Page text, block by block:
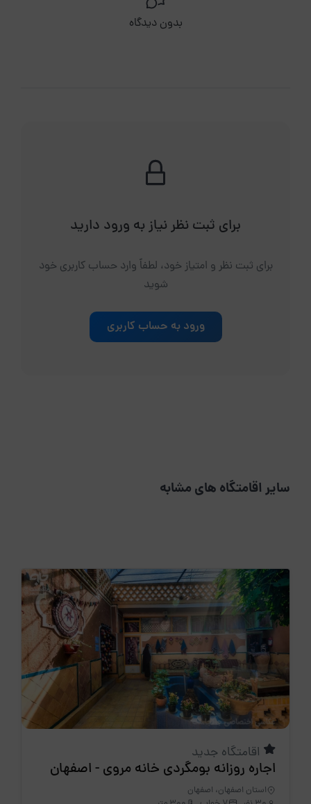
بدون دیدگاه
برای ثبت نظر نیاز به ورود دارید
برای ثبت نظر و امتیاز خود، لطفاً وارد حساب کاربری خود
شوید
ورود به حساب کاربری
سایر اقامتگاه های مشابه
اقامتگاه جدید
اجاره روزانه بومگردی خانه مروی - اصفهان
استان اصفهان، اصفهان